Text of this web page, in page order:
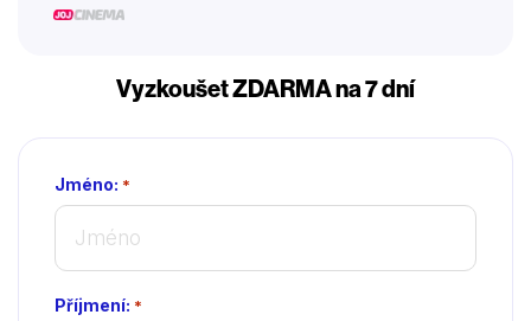
Vyzkoušet ZDARMA na 7 dní
Jméno: *
Příjmení: *